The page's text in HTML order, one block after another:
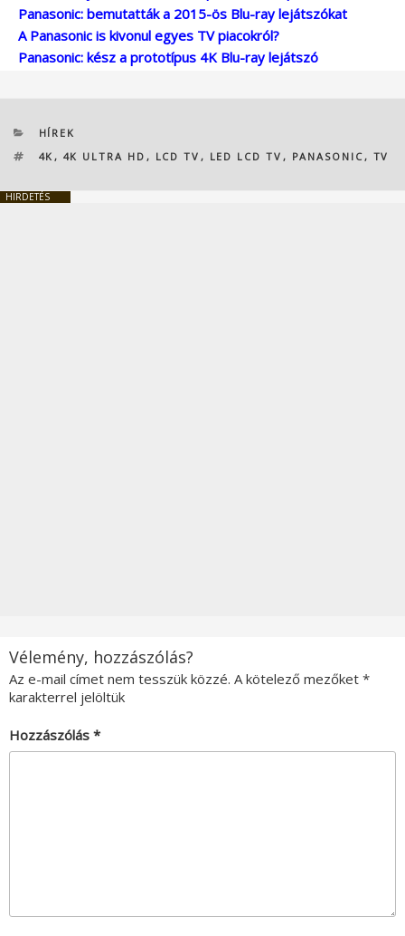
Panasonic: bemutatták a 2015-ös Blu-ray lejátszókat
A Panasonic is kivonul egyes TV piacokról?
Panasonic: kész a prototípus 4K Blu-ray lejátszó
KATEGÓRIÁK
HÍREK
CÍMKÉK
4K , 4K ULTRA HD , LCD TV , LED LCD TV , PANASONIC, TV
HIRDETÉS
Vélemény, hozzászólás?
Az e-mail címet nem tesszük közzé. A kötelező mezőket *
karakterrel jelöltük
Hozzászólás *